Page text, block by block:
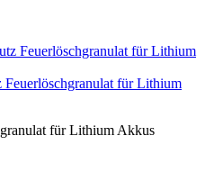
für Lithium
für Lithium Akkus